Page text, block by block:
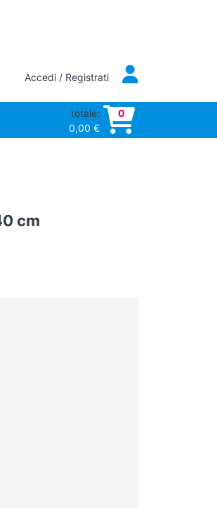
Accedi / Registrati
totale:
0,00 €
0
cm